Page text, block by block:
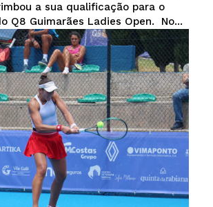
a sua qualificação para o
quadro principal do Q8 Guimarães Ladies Open. No...